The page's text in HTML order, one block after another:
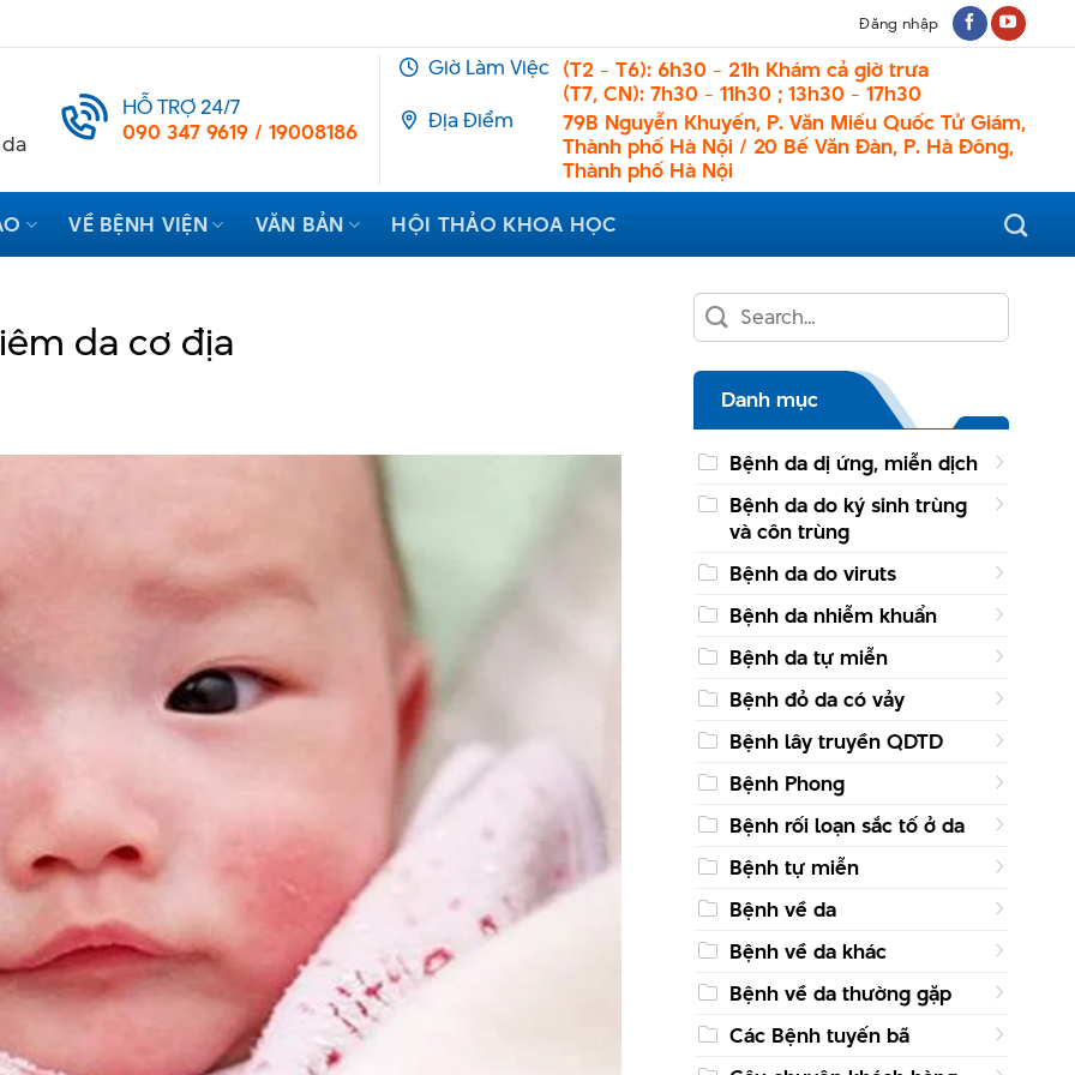
Đăng nhập
HỖ TRỢ 24/7
090 347 9619 / 19008186
Giờ Làm Việc (T2 - T6): 6h30 - 21h Khám cả giờ trưa
(T7, CN): 7h30 - 11h30 ; 13h30 - 17h30
Địa Điểm
79B Nguyễn Khuyến, P. Văn Miếu Quốc Tử Giám,
Thành phố Hà Nội / 20 Bế Văn Đàn, P. Hà Đông,
Thành phố Hà Nội
VỀ BỆNH VIỆN VĂN BẢN HỘI THẢO KHOA HỌC
da cơ địa
Danh mục
Bệnh da dị ứng, miễn dịch
Bệnh da do ký sinh trùng
và côn trùng
Bệnh da do viruts
Bệnh da nhiễm khuẩn
Bệnh da tự miễn
Bệnh đỏ da có vảy
Bệnh lây truyền QDTD
Bệnh Phong
Bệnh rối loạn sắc tố ở da
Bệnh tự miễn
Bệnh về da
Bệnh về da khác
Bệnh về da thường gặp
Các Bệnh tuyến bã